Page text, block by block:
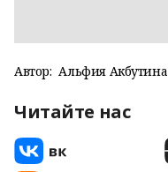
Автор: Альфия Акбутина
Читайте нас